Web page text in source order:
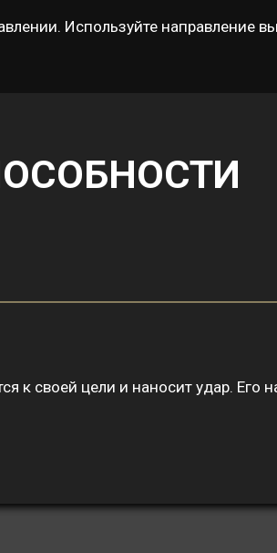
Используйте направление
к своей цели и наносит удар.